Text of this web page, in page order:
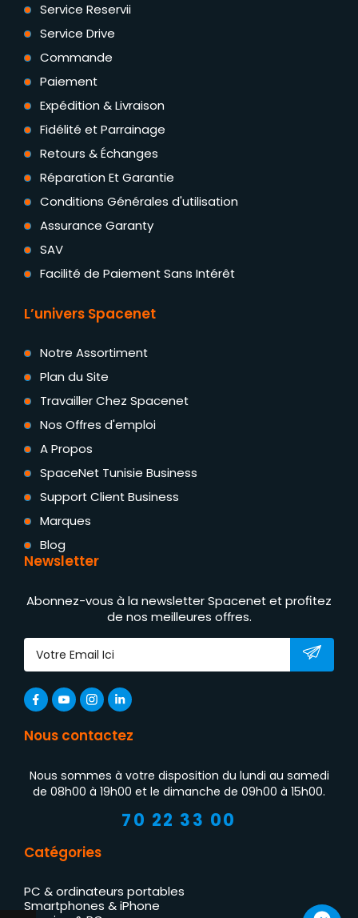
Service Reservii
Service Drive
Commande
Paiement
Expédition & Livraison
Fidélité et Parrainage
Retours & Échanges
Réparation Et Garantie
Conditions Générales d'utilisation
Assurance Garanty
SAV
Facilité de Paiement Sans Intérêt
L’univers Spacenet
Notre Assortiment
Plan du Site
Travailler Chez Spacenet
Nos Offres d'emploi
A Propos
SpaceNet Tunisie Business
Support Client Business
Marques
Blog
Newsletter
Abonnez-vous à la newsletter Spacenet et profitez
de nos meilleures offres.
Nous contactez
Nous sommes à votre disposition du lundi au samedi
de 08h00 à 19h00 et le dimanche de 09h00 à 15h00.
70 22 33 00
Catégories
PC & ordinateurs portables
Smartphones & iPhone